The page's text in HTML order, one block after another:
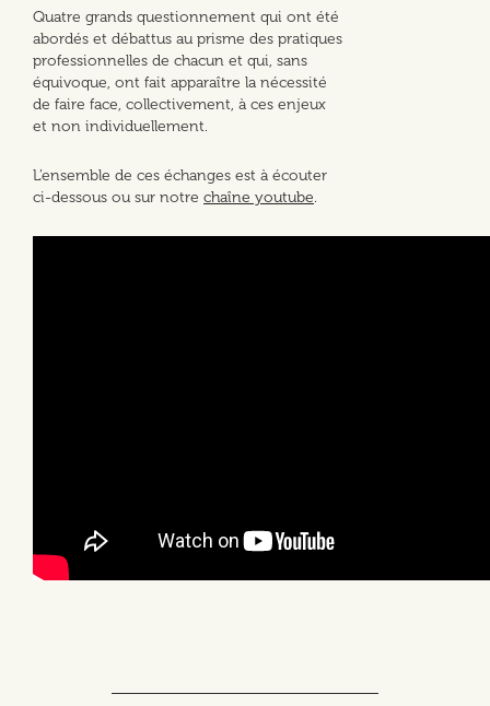
Quatre grands questionnement qui ont été
abordés et débattus au prisme des pratiques
professionnelles de chacun et qui, sans
équivoque, ont fait apparaître la nécessité
de faire face, collectivement, à ces enjeux
et non individuellement.
L’ensemble de ces échanges est à écouter
ci-dessous ou sur notre chaîne youtube.